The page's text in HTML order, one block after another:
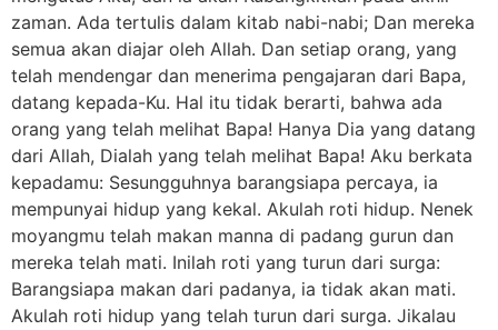
zaman. Ada tertulis dalam kitab nabi-nabi; Dan mereka
semua akan diajar oleh Allah. Dan setiap orang, yang
telah mendengar dan menerima pengajaran dari Bapa,
datang kepada-Ku. Hal itu tidak berarti, bahwa ada
orang yang telah melihat Bapa! Hanya Dia yang datang
dari Allah, Dialah yang telah melihat Bapa! Aku berkata
kepadamu: Sesungguhnya barangsiapa percaya, ia
mempunyai hidup yang kekal. Akulah roti hidup. Nenek
moyangmu telah makan manna di padang gurun dan
mereka telah mati. Inilah roti yang turun dari surga:
Barangsiapa makan dari padanya, ia tidak akan mati.
Akulah roti hidup yang telah turun dari surga. Jikalau